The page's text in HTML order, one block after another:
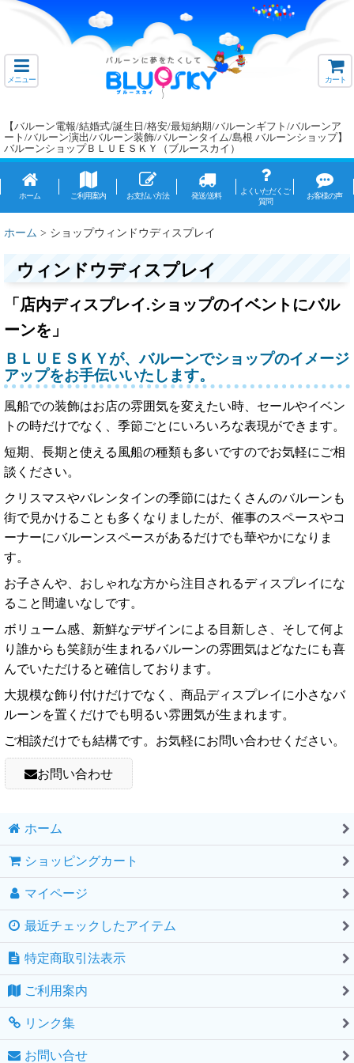
【バルーン電報/結婚式/誕生日/格安/最短納期/バルーンギフト/バルーンア
ート/バルーン演出/バルーン装飾/バルーンタイム/島根 バルーンショップ】
バルーンショップＢＬＵＥＳＫＹ（ブルースカイ）
メニュー カート
ホーム ご利用案内 お支払い方法 発送/送料
よくいただくご
質問
お客様の声
ホーム > ショップウィンドウディスプレイ
ウィンドウディスプレイ
「店内ディスプレイ.ショップのイベントにバル
ーンを」
ＢＬＵＥＳＫＹが、バルーンでショップのイメージ
アップをお手伝いいたします。
風船での装飾はお店の雰囲気を変えたい時、セールやイベン
トの時だけでなく、季節ごとにいろいろな表現ができます。
短期、長期と使える風船の種類も多いですのでお気軽にご相
談ください。
クリスマスやバレンタインの季節にはたくさんのバルーンも
街で見かけることも多くなりましたが、催事のスペースやコ
ーナーにバルーンスペースがあるだけでも華やかになりま
す。
お子さんや、おしゃれな方から注目されるディスプレイにな
ること間違いなしです。
ボリューム感、新鮮なデザインによる目新しさ、そして何よ
り誰からも笑顔が生まれるバルーンの雰囲気はどなたにも喜
んでいただけると確信しております。
大規模な飾り付けだけでなく、商品ディスプレイに小さなバ
ルーンを置くだけでも明るい雰囲気が生まれます。
ご相談だけでも結構です。お気軽にお問い合わせください。
お問い合わせ
ホーム
ショッピングカート
マイページ
最近チェックしたアイテム
特定商取引法表示
ご利用案内
リンク集
お問い合せ